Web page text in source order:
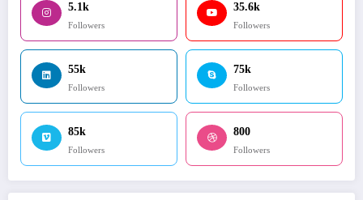
5.1k
Followers
35.6k
Followers
55k
Followers
75k
Followers
85k
Followers
800
Followers